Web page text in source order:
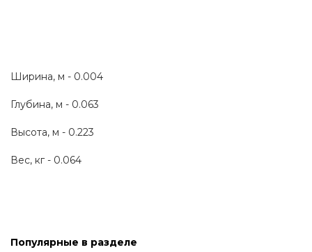
Ширина, м - 0.004
Глубина, м - 0.063
Высота, м - 0.223
Вес, кг - 0.064
Популярные в разделе